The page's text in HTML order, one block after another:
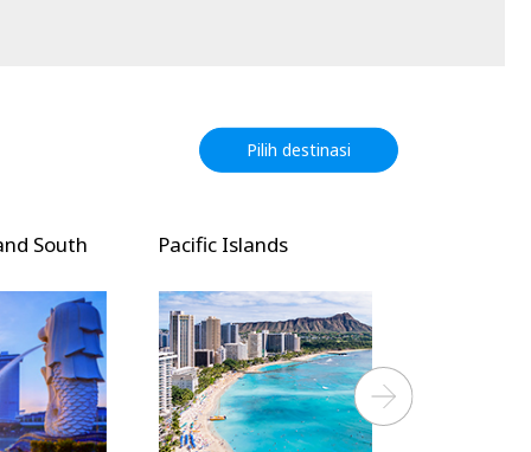
Pilih destinasi
South
Pacific Islands
Next